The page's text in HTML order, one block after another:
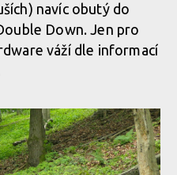
flip-chip umožňující
flip-chip umožňující
než bývá zvykem
než bývá zvykem
než bývá zvykem
navíc obutý do
Down. Jen pro
váží dle informací